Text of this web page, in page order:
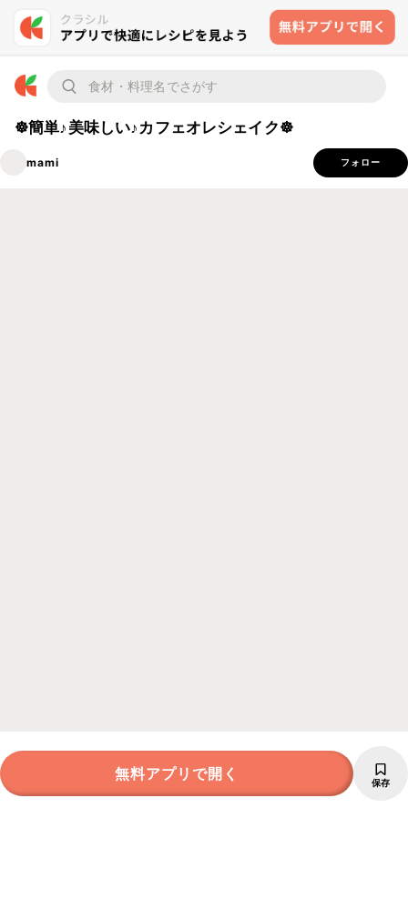
☸簡単♪美味しい♪カフェオレシェイク☸
mami フォロー
無料アプリで開く 保存